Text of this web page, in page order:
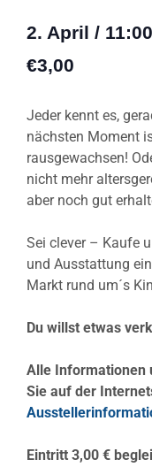
2. April / 11:00
€3,00
Jeder kennt es,
nächsten Moment
rausgewachsen!
nicht mehr
aber noch gut
Sei clever – Kaufe
und Ausstattung
Markt rund um´s
Du willst etwas
Alle Informationen
Sie auf der
Eintritt 3,00 €